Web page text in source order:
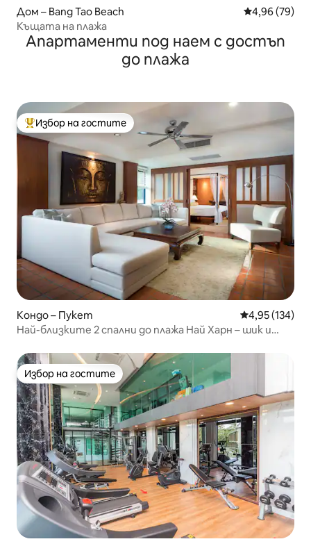
Дом – Bang Tao Beach Средна
4,96 (79)
Къщата на плажа
Апартаменти под наем с достъп
до плажа
Най-популярен избор на гостите
Избор на гостите
Кондо – Пукет Средна
4,95 (134)
Най-близките 2 спални до плажа Най Харн – шик и
Избор на гостите
Избор на гостите